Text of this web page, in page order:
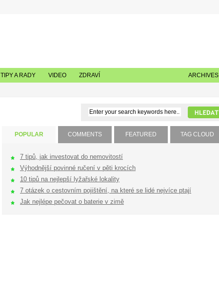
TIPY A RADY VIDEO ZDRAVÍ ARCHIVES
POPULAR COMMENTS FEATURED TAG CLOUD
7 tipů, jak investovat do nemovitostí
Výhodnější povinné ručení v pěti krocích
10 tipů na nejlepší lyžařské lokality
7 otázek o cestovním pojištění, na které se lidé nejvíce ptají
Jak nejlépe pečovat o baterie v zimě